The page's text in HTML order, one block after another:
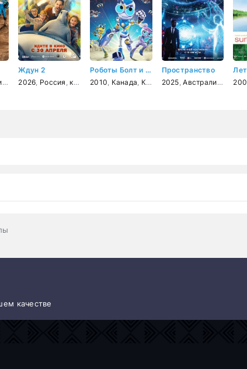
комедия
, драма, семейный, спорт
Ждун 2
2026 Россия комедия ,семейный ,фэнтези,фантастика
Роботы Болт и Блип
2010 Канада Корея Южная ,мультфильм,
Пространство
2025 ,Австралия ,
качестве